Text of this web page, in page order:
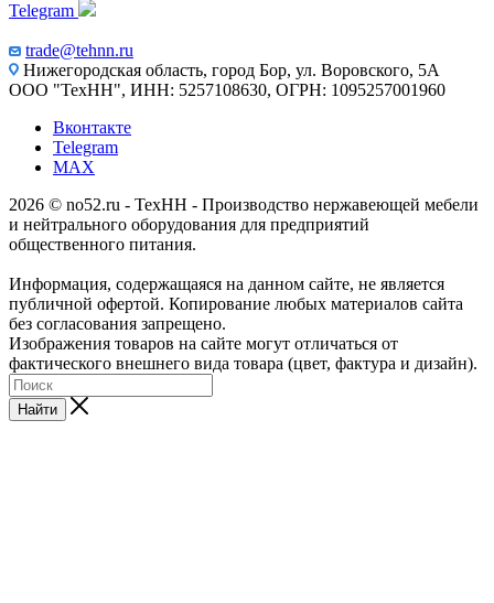
Telegram
trade@tehnn.ru
Нижегородская область, город Бор, ул. Воровского, 5А
ООО "ТехНН", ИНН: 5257108630, ОГРН: 1095257001960
Вконтакте
Telegram
MAX
2026 © no52.ru - ТехНН - Производство нержавеющей мебели
и нейтрального оборудования для предприятий
общественного питания.
Информация, содержащаяся на данном сайте, не является
публичной офертой. Копирование любых материалов сайта
без согласования запрещено.
Изображения товаров на сайте могут отличаться от
фактического внешнего вида товара (цвет, фактура и дизайн).
Найти